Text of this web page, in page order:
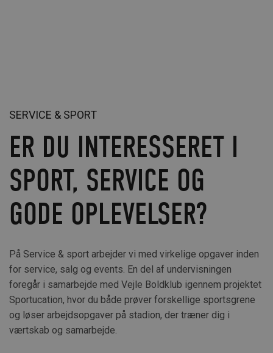
SERVICE & SPORT
ER DU INTERESSERET I
SPORT, SERVICE OG
GODE OPLEVELSER?
På Service & sport arbejder vi med virkelige opgaver inden
for service, salg og events. En del af undervisningen
foregår i samarbejde med Vejle Boldklub igennem projektet
Sportucation, hvor du både prøver forskellige sportsgrene
og løser arbejdsopgaver på stadion, der træner dig i
værtskab og samarbejde.